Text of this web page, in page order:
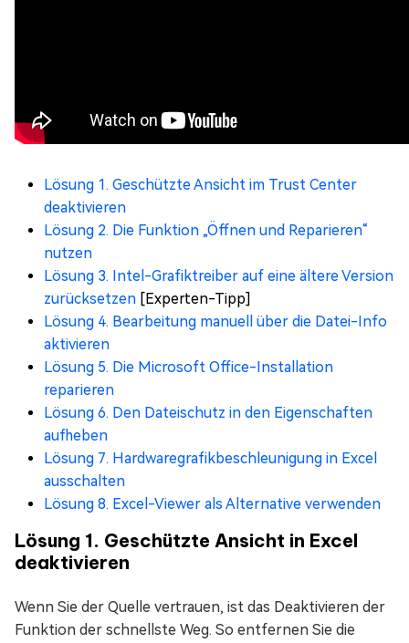
Lösung 1. Geschützte Ansicht im Trust Center
deaktivieren
Lösung 2. Die Funktion „Öffnen und Reparieren“
nutzen
Lösung 3. Intel-Grafiktreiber auf eine ältere Version
zurücksetzen [Experten-Tipp]
Lösung 4. Bearbeitung manuell über die Datei-Info
aktivieren
Lösung 5. Die Microsoft Office-Installation
reparieren
Lösung 6. Den Dateischutz in den Eigenschaften
aufheben
Lösung 7. Hardwaregrafikbeschleunigung in Excel
ausschalten
Lösung 8. Excel-Viewer als Alternative verwenden
Lösung 1. Geschützte Ansicht in Excel
deaktivieren
Wenn Sie der Quelle vertrauen, ist das Deaktivieren der
Funktion der schnellste Weg. So entfernen Sie die